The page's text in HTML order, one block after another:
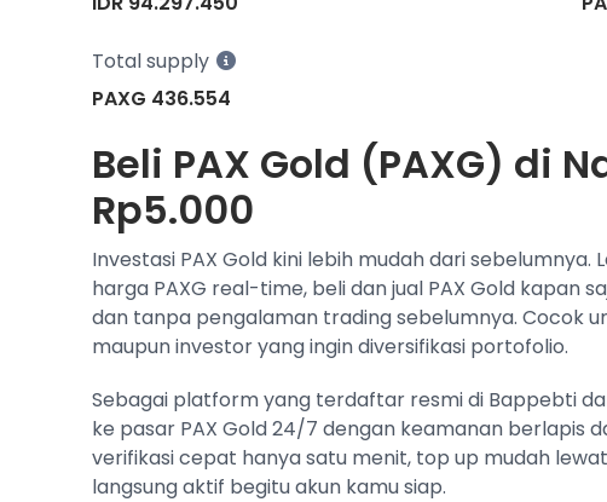
Total supply
PAXG 436.554
Beli PAX Gold (PAXG) di
Rp5.000
Investasi PAX Gold kini lebih mudah dari
harga PAXG real-time, beli dan jual PAX Gold kapan
dan tanpa pengalaman trading sebelumnya. Cocok
maupun investor yang ingin diversifikasi portofolio.
Sebagai platform yang terdaftar resmi di Bappebti
ke pasar PAX Gold 24/7 dengan keamanan berlapis
verifikasi cepat hanya satu menit, top up mudah
langsung aktif begitu akun kamu siap.